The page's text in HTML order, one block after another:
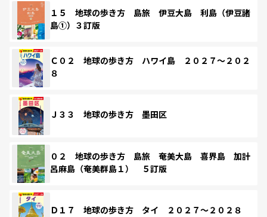
１５ 地球の歩き方 島旅 伊豆大島 利島（伊豆諸
島①）３訂版
Ｃ０２ 地球の歩き方 ハワイ島 ２０２７～２０２
８
Ｊ３３ 地球の歩き方 墨田区
０２ 地球の歩き方 島旅 奄美大島 喜界島 加計
呂麻島（奄美群島１） ５訂版
Ｄ１７ 地球の歩き方 タイ ２０２７～２０２８